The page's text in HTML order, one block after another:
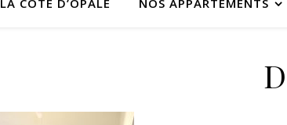
LA CÔTE D’OPALE NOS APPARTEMENTS